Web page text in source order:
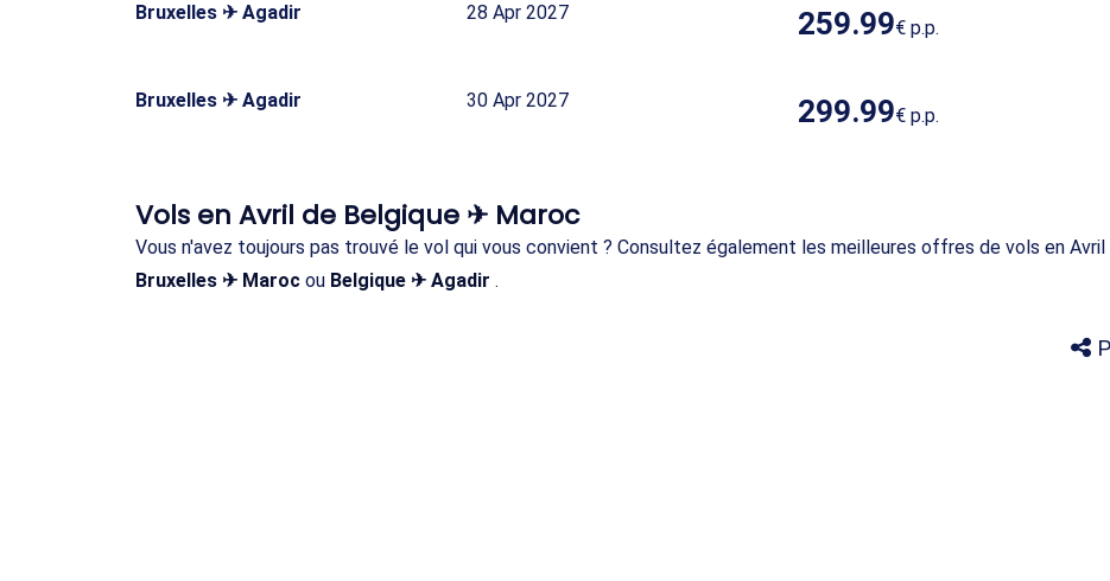
Bruxelles ✈ Agadir 28 Apr 2027 259.99€ p.p.
Bruxelles ✈ Agadir 30 Apr 2027 299.99€ p.p.
Vols en Avril de Belgique ✈ Maroc
Vous n'avez toujours pas trouvé le vol qui vous convient ? Consultez également les meilleures offres de vols en
Bruxelles ✈ Maroc ou Belgique ✈ Agadir .